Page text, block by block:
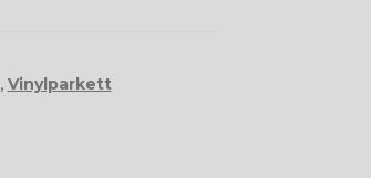
, Vinylparkett